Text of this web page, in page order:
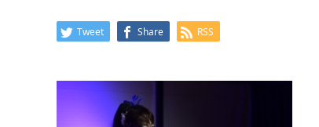
Tweet Share RSS